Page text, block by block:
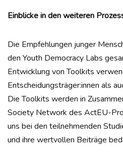
Einblicke in den weiteren
Die Empfehlungen junger
den Youth Democracy Labs
Entwicklung von Toolkits
Entscheidungsträger:innen als
Die Toolkits werden in
Society Network des ActEU-
uns bei den teilnehmenden
und ihre wertvollen Beiträge